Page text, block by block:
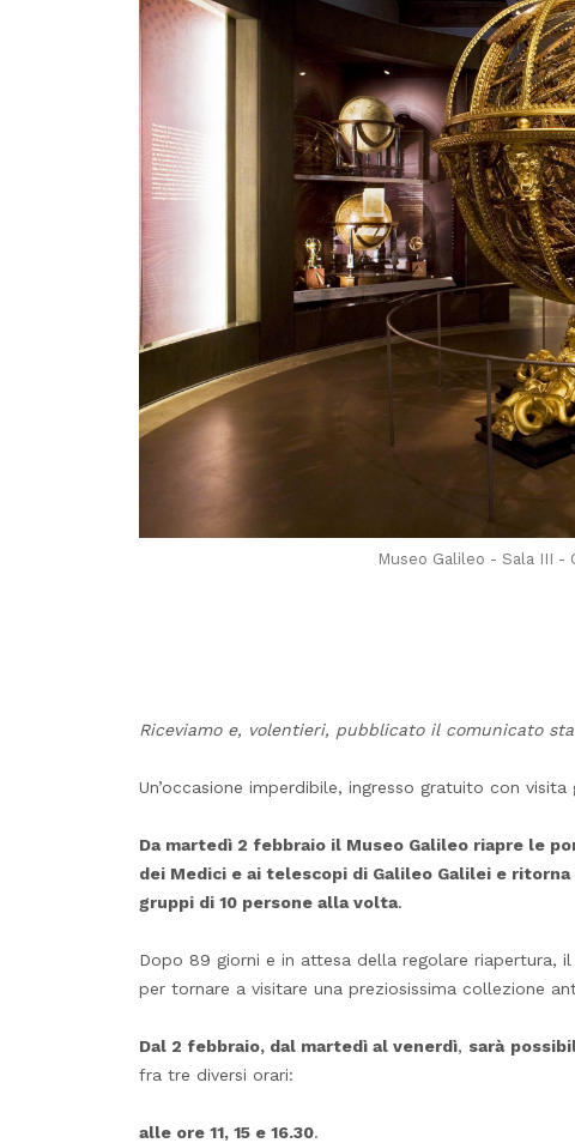
Museo Galileo - Sala III -
Riceviamo e, volentieri, pubblicato il comunicato
Un’occasione imperdibile, ingresso gratuito con
Da martedì 2 febbraio il Museo Galileo riapre le
dei Medici e ai telescopi di Galileo Galilei e
gruppi di 10 persone alla volta.
Dopo 89 giorni e in attesa della regolare riapertura,
per tornare a visitare una preziosissima collezione
Dal 2 febbraio, dal martedì al venerdì, sarà
fra tre diversi orari:
alle ore 11, 15 e 16.30.